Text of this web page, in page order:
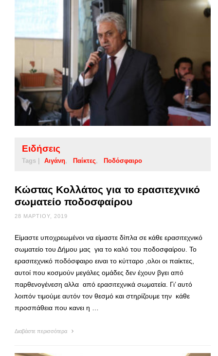
Ειδήσεις
Tags | Αιγάνη Παίκτες Ποδόσφαιρο
Κώστας Κολλάτος για το ερασιτεχνικό
σωματείο ποδοσφαίρου
28 ΜΑΡΤΊΟΥ, 2019
Είμαστε υποχρεωμένοι να είμαστε δίπλα σε κάθε ερασιτεχνικό
σωματείο του Δήμου μας για το καλό του ποδοσφαίρου. Το
ερασιτεχνικό ποδόσφαιρο ειναι το κύτταρο ,ολοι οι παίκτες,
αυτοί που κοσμούν μεγάλες ομάδες δεν έχουν βγει από
παρθενογένεση αλλα από ερασιτεχνικά σωματεία. Γι’ αυτό
λοιπόν τιμούμε αυτόν τον θεσμό και στηρίζουμε την κάθε
προσπάθεια που κανει η …
Διαβάστε περισσότερα